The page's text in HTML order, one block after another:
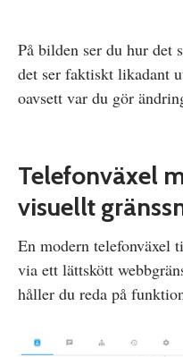
På bilden ser du hur det
det ser faktiskt likadant
oavsett var du gör
Telefonväxel
visuellt
En modern telefonväxel
via ett lättskött
håller du reda på